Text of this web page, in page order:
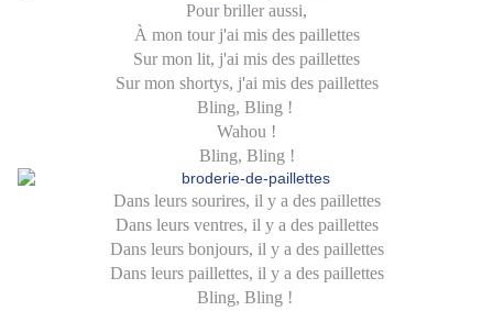
Pour briller aussi,
À mon tour j'ai mis des paillettes
Sur mon lit, j'ai mis des paillettes
Sur mon shortys, j'ai mis des paillettes
Bling, Bling !
Wahou !
Bling, Bling !
Dans leurs sourires, il y a des paillettes
Dans leurs ventres, il y a des paillettes
Dans leurs bonjours, il y a des paillettes
Dans leurs paillettes, il y a des paillettes
Bling, Bling !